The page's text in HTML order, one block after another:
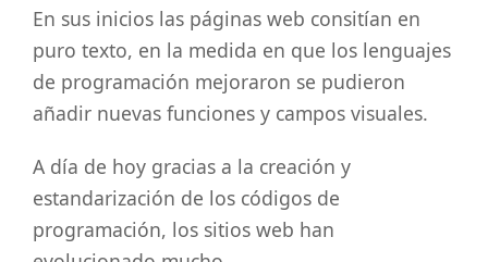
En sus inicios las páginas web consitían en
puro texto, en la medida en que los lenguajes
de programación mejoraron se pudieron
añadir nuevas funciones y campos visuales.
A día de hoy gracias a la creación y
estandarización de los códigos de
programación, los sitios web han